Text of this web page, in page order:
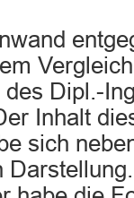
Dipl.-
Inhalt
sich